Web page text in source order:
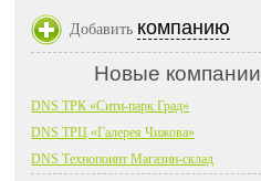
Добавить компанию
Новые компании
DNS ТРК «Сити-парк Град»
DNS ТРЦ «Галерея Чижова»
DNS Технопоинт Магазин-склад